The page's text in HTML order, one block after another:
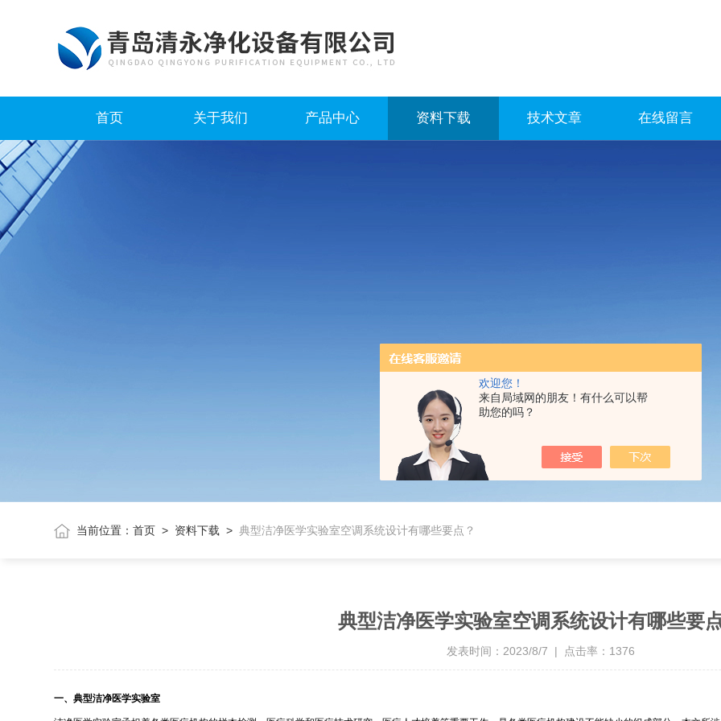
欢迎您！
来自局域网的朋友！有什么可以帮
助您的吗？
首页 关于我们 产品中心 资料下载 技术文章 在线留言
当前位置：首页 > 资料下载 >典型洁净医学实验室空调系统设计有哪些要点？
典型洁净医学实验室空调系统设计有哪些要
发表时间：2023/8/7 | 点击率：1376
一、典型洁净医学实验室